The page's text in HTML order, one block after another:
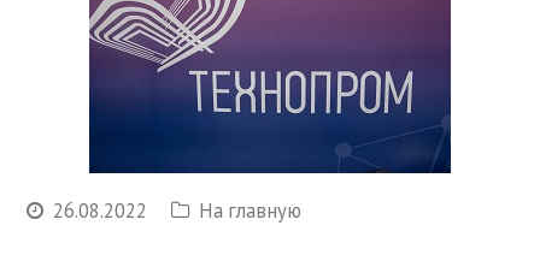
26.08.2022 На главную